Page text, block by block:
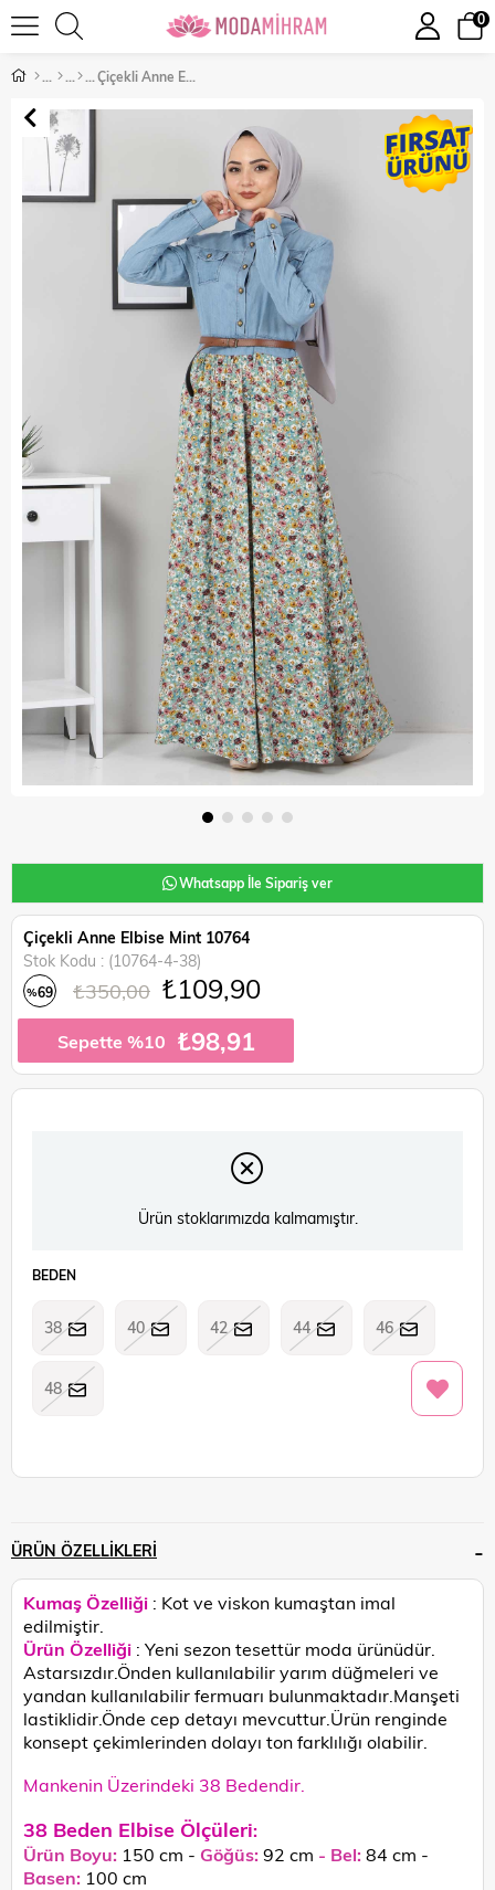
0
Çiçekli Anne Elbise Mint 10764
Whatsapp İle Sipariş ver
Çiçekli Anne Elbise Mint 10764
Stok Kodu
(10764-4-38)
%69 ₺350,00 ₺109,90
Sepette %10 ₺98,91
Ürün stoklarımızda kalmamıştır.
BEDEN
38 40 42 44 46
48
ÜRÜN ÖZELLIKLERI
Kumaş Özelliği : Kot ve viskon kumaştan imal
edilmiştir.
Ürün Özelliği : Yeni sezon tesettür moda ürünüdür.
Astarsızdır.Önden kullanılabilir yarım düğmeleri ve
yandan kullanılabilir fermuarı bulunmaktadır.Manşeti
lastiklidir.Önde cep detayı mevcuttur. Ürün renginde
konsept çekimlerinden dolayı ton farklılığı olabilir.
Mankenin Üzerindeki 38 Bedendir.
38 Beden Elbise Ölçüleri:
Ürün Boyu: 150 cm - Göğüs:92 cm - Bel:84 cm -
Basen: 100 cm